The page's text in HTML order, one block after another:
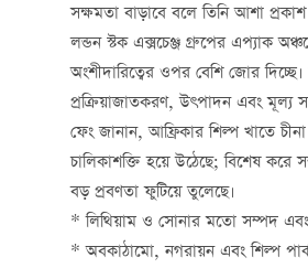
সক্ষমতা বাড়াবে বলে তিনি আশা
লন্ডন স্টক এক্সচেঞ্জ গ্রুপের এপ্যাক
অংশীদারিত্বের ওপর বেশি জোর
প্রক্রিয়াজাতকরণ, উৎপাদন এবং মূল্য
ফেং জানান, আফ্রিকার শিল্প খাতে
চালিকাশক্তি হয়ে উঠেছে; বিশেষ করে
বড় প্রবণতা ফুটিয়ে তুলেছে।
* লিথিয়াম ও সোনার মতো সম্পদ
* অবকাঠামো, নগরায়ন এবং শিল্প